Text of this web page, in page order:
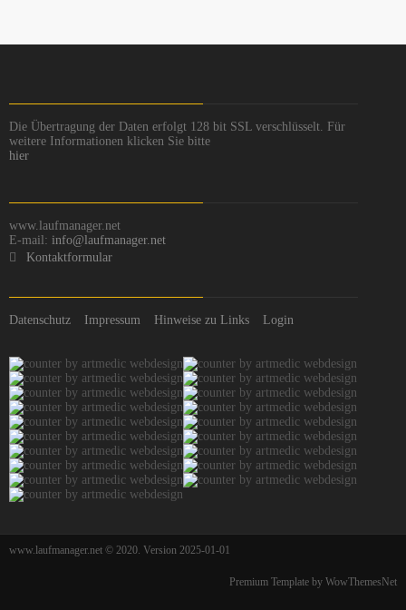
Die Übertragung der Daten erfolgt 128 bit SSL verschlüsselt. Für
weitere Informationen klicken Sie bitte
hier
www.laufmanager.net
E-mail: info@laufmanager.net
Kontaktformular
Datenschutz Impressum Hinweise zu Links Login
www.laufmanager.net © 2020. Version 2025-01-01
Premium Template by WowThemesNet